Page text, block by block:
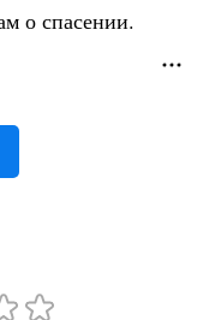
о спасении.